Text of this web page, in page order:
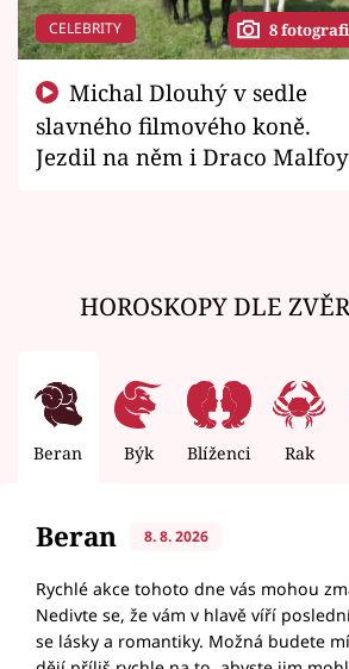
CELEBRITY 8
slavného filmového koně.
Jezdil na něm i Draco Malfoy
HOROSKOPY DLE
Beran Býk Blíženci Rak
Beran 8. 8. 2026
Rychlé akce tohoto dne vás mohou
Nedivte se, že vám v hlavě víří
se lásky a romantiky. Možná budete